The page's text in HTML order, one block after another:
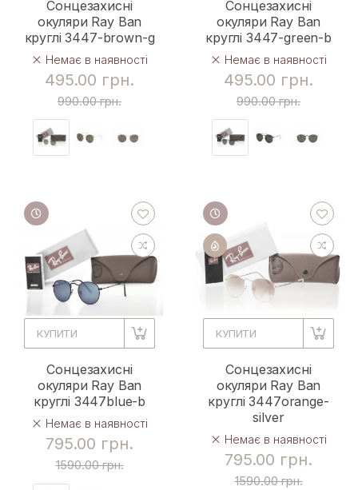
Сонцезахисні
окуляри Ray Ban
круглі 3447-brown-g
Немає в наявності
495.00 грн.
990.00 грн.
Сонцезахисні
окуляри Ray Ban
круглі 3447-green-b
Немає в наявності
495.00 грн.
990.00 грн.
КУПИТИ
Сонцезахисні
окуляри Ray Ban
круглі 3447blue-b
Немає в наявності
795.00 грн.
1590.00 грн.
КУПИТИ
Сонцезахисні
окуляри Ray Ban
круглі 3447orange-
silver
Немає в наявності
795.00 грн.
1590.00 грн.